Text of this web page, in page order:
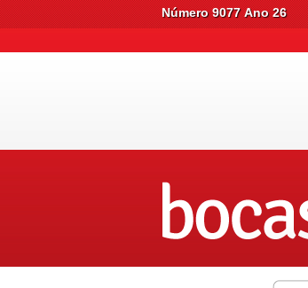
Número 9077 Ano 26